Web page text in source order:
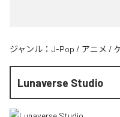
ジャンル： J-Pop / アニメ /
Lunaverse Studio